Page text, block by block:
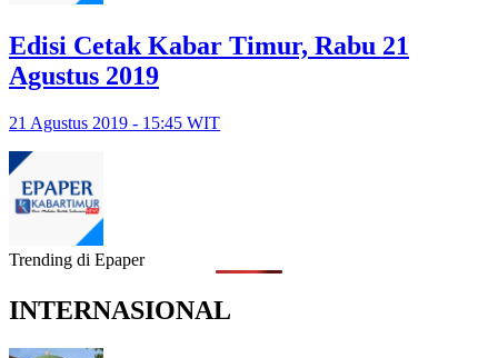
Edisi Cetak Kabar Timur, Rabu 21
Agustus 2019
21 Agustus 2019 - 15:45 WIT
Trending di Epaper
INTERNASIONAL